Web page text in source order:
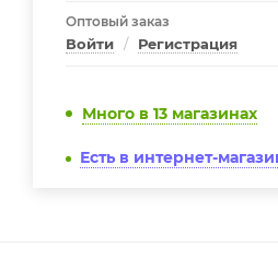
Оптовый заказ
Войти / Регистрация
Много в 13 магазинах
Есть в интернет-